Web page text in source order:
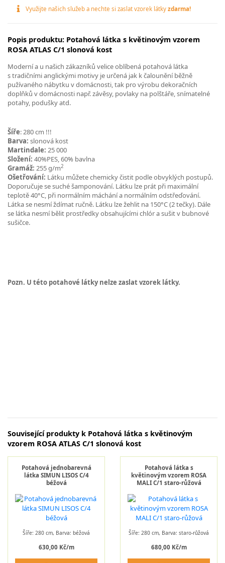
Využijte našich služeb a nechte si zaslat vzorek látkyzdarma!
Popis produktu: Potahová látka s květinovým vzorem
ROSA ATLAS C/1 slonová kost
Moderní a u našich zákazníků velice oblíbená potahová látka
s tradičními anglickými motivy je určená jak k čalounění běžně
pužívaného nábytku v domácnosti, tak pro výrobu dekoračních
doplňků v domácnosti např. závěsy, povlaky na polštáře, snímatelné
potahy, podušky atd.
Šíře: 280 cm !!!
Barva: slonová kost
Martindale: 25 000
Složení: 40%PES, 60% bavlna
Gramáž: 255 g/m2
Ošetřování: Látku můžete chemicky čistit podle obvyklých postupů.
Doporučuje se suché šamponování. Látku lze prát při maximální
teplotě 40°C, při normálním máchání a normálním odstřeďování.
Látka se nesmí ždímat ručně. Látku lze žehlit na 150°C (2 tečky). Dále
se látka nesmí bělit prostředky obsahujícími chlór a sušit v bubnové
sušičce.
Pozn. U této potahové látky nelze zaslat vzorek látky.
Související produkty k Potahová látka s květinovým
vzorem ROSA ATLAS C/1 slonová kost
Potahová jednobarevná
látka SIMUN LISOS C/4
béžová
Šíře: 280 cm, Barva: béžová
630,00 Kč/m
Potahová látka s
květinovým vzorem ROSA
MALI C/1 staro-růžová
Šíře: 280 cm, Barva: staro-růžová
680,00 Kč/m